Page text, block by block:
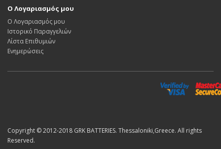
Ο Λογαριασμός μου
Ο Λογαριασμός μου
Ιστορικό Παραγγελιών
Λίστα Επιθυμιών
Ενημερώσεις
Copyright © 2012-2018 GRK BATTERIES. Thessaloniki,Greece. All rights
Reserved.